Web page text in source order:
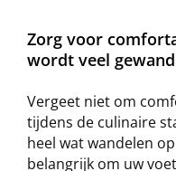
Zorg voor
wordt veel
Vergeet niet om
tijdens de culinaire
heel wat wandelen
belangrijk om uw